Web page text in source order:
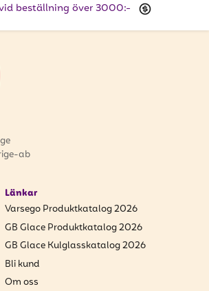
beställning över 3000:-
ab
Länkar
Varsego Produktkatalog 2026
GB Glace Produktkatalog 2026
GB Glace Kulglasskatalog 2026
Bli kund
Om oss